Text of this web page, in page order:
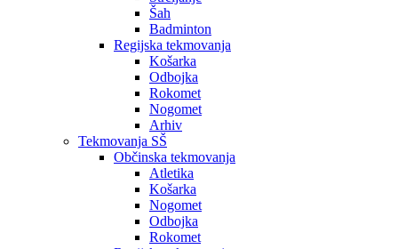
Šah
Badminton
Regijska tekmovanja
Košarka
Odbojka
Rokomet
Nogomet
Arhiv
Tekmovanja SŠ
Občinska tekmovanja
Atletika
Košarka
Nogomet
Odbojka
Rokomet